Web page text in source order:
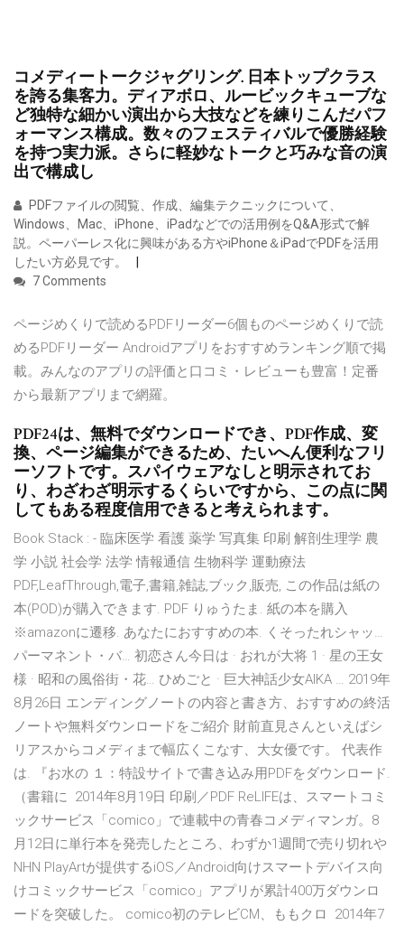
コメディートークジャグリング. 日本トップクラス
を誇る集客力。ディアボロ、ルービックキューブな
ど独特な細かい演出から大技などを練りこんだパフ
ォーマンス構成。数々のフェスティバルで優勝経験
を持つ実力派。さらに軽妙なトークと巧みな音の演
出で構成し
PDFファイルの閲覧、作成、編集テクニックについて、
Windows、Mac、iPhone、iPadなどでの活用例をQ&A形式で解
説。ペーパーレス化に興味がある方やiPhone＆iPadでPDFを活用
したい方必見です。
7 Comments
ページめくりで読めるPDFリーダー6個ものページめくりで読
めるPDFリーダー Androidアプリをおすすめランキング順で掲
載。みんなのアプリの評価と口コミ・レビューも豊富！定番
から最新アプリまで網羅。
PDF24は、無料でダウンロードでき、PDF作成、変
換、ページ編集ができるため、たいへん便利なフリ
ーソフトです。スパイウェアなしと明示されてお
り、わざわざ明示するくらいですから、この点に関
してもある程度信用できると考えられます。
Book Stack : - 臨床医学 看護 薬学 写真集 印刷 解剖生理学 農
学 小説 社会学 法学 情報通信 生物科学 運動療法
PDF,LeafThrough,電子,書籍,雑誌,ブック,販売, この作品は紙の
本(POD)が購入できます. PDF りゅうたま. 紙の本を購入
※amazonに遷移. あなたにおすすめの本. くそったれシャッ…
パーマネント・バ… 初恋さん今日は · おれが大将 1 · 星の王女
様 · 昭和の風俗街・花… ひめごと · 巨大神話少女AIKA … 2019年
8月26日 エンディングノートの内容と書き方、おすすめの終活
ノートや無料ダウンロードをご紹介 財前直見さんといえばシ
リアスからコメディまで幅広くこなす、大女優です。 代表作
は. 『お水の １：特設サイトで書き込み用PDFをダウンロード.
（書籍に 2014年8月19日 印刷／PDF ReLIFEは、スマートコミ
ックサービス「comico」で連載中の青春コメディマンガ。8
月12日に単行本を発売したところ、わずか1週間で売り切れや
NHN PlayArtが提供するiOS／Android向けスマートデバイス向
けコミックサービス「comico」アプリが累計400万ダウンロ
ードを突破した。 comico初のテレビCM、ももクロ 2014年7